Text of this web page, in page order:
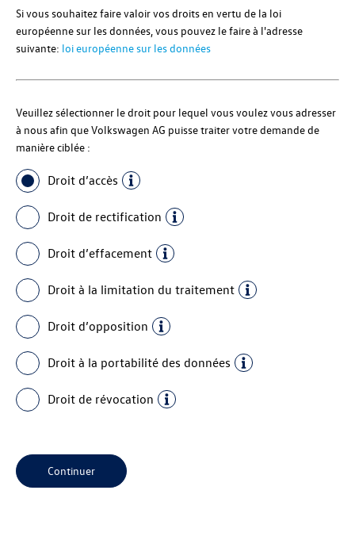
Si vous souhaitez faire valoir vos droits en vertu de la loi
européenne sur les données, vous pouvez le faire à l'adresse
suivante: loi européenne sur les données
Veuillez sélectionner le droit pour lequel vous voulez vous adresser
à nous afin que Volkswagen AG puisse traiter votre demande de
manière ciblée :
Droit d’accès
Droit de rectification
Droit d’effacement
Droit à la limitation du traitement
Droit d’opposition
Droit à la portabilité des données
Droit de révocation
Continuer